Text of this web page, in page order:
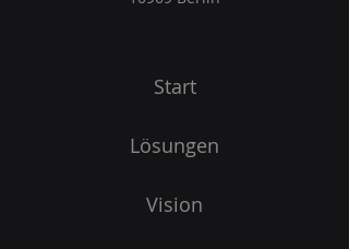
Start
Lösungen
Vision